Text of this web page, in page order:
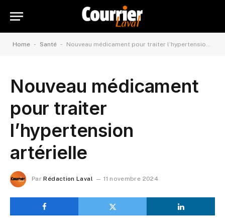
Home - Santé - Nouveau médicament pour traiter l’hypertension artérielle
Nouveau médicament
pour traiter
l’hypertension
artérielle
Par Rédaction Laval 11 novembre 2024